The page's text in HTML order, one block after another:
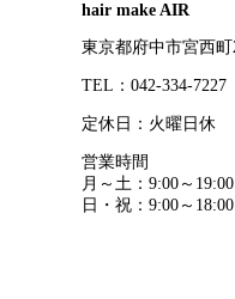
hair make AIR
東京都府中市宮西町
TEL：042-334-7227
定休日：火曜日休
営業時間
月～土：9:00～19:00
日・祝：9:00～18:00